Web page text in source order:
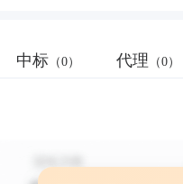
中标 （0） 代理 （0）